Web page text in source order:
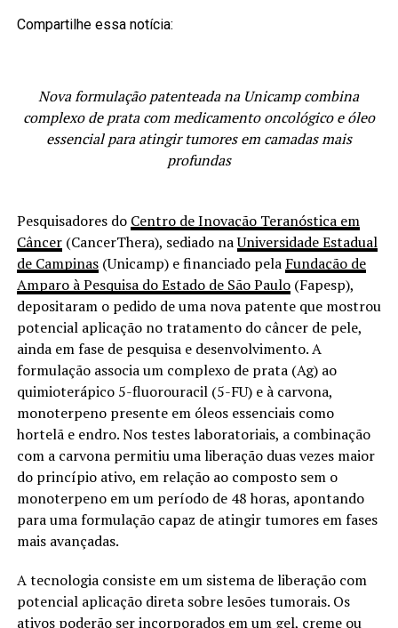
Compartilhe essa notícia:
Nova formulação patenteada na Unicamp combina
complexo de prata com medicamento oncológico e óleo
essencial para atingir tumores em camadas mais
profundas
Pesquisadores do Centro de Inovação Teranóstica em
Câncer(CancerThera), sediado naUniversidade Estadual
de Campinas(Unicamp) e financiado pela Fundação de
Amparo à Pesquisa do Estado de São Paulo(Fapesp),
depositaram o pedido de uma nova patente que mostrou
potencial aplicação no tratamento do câncer de pele,
ainda em fase de pesquisa e desenvolvimento. A
formulação associa um complexo de prata (Ag) ao
quimioterápico 5-fluorouracil (5-FU) e à carvona,
monoterpeno presente em óleos essenciais como
hortelã e endro. Nos testes laboratoriais, a combinação
com a carvona permitiu uma liberação duas vezes maior
do princípio ativo, em relação ao composto sem o
monoterpeno em um período de 48 horas, apontando
para uma formulação capaz de atingir tumores em fases
mais avançadas.
A tecnologia consiste em um sistema de liberação com
potencial aplicação direta sobre lesões tumorais. Os
ativos poderão ser incorporados em um gel, creme ou